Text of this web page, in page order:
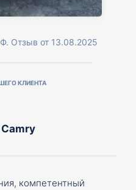
Отзыв от 13.08.2025
КЛИЕНТА
компетентный